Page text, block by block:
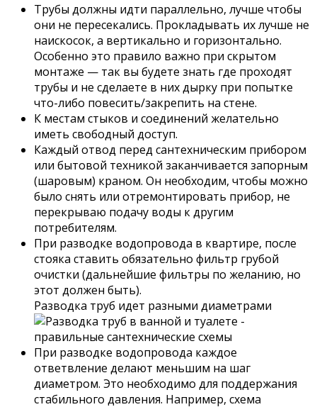
Трубы должны идти параллельно, лучше чтобы
они не пересекались. Прокладывать их лучше не
наискосок, а вертикально и горизонтально.
Особенно это правило важно при скрытом
монтаже — так вы будете знать где проходят
трубы и не сделаете в них дырку при попытке
что-либо повесить/закрепить на стене.
К местам стыков и соединений желательно
иметь свободный доступ.
Каждый отвод перед сантехническим прибором
или бытовой техникой заканчивается запорным
(шаровым) краном. Он необходим, чтобы можно
было снять или отремонтировать прибор, не
перекрываю подачу воды к другим
потребителям.
При разводке водопровода в квартире, после
стояка ставить обязательно фильтр грубой
очистки (дальнейшие фильтры по желанию, но
этот должен быть).
Разводка труб идет разными диаметрами
При разводке водопровода каждое
ответвление делают меньшим на шаг
диаметром. Это необходимо для поддержания
стабильного давления. Например, схема